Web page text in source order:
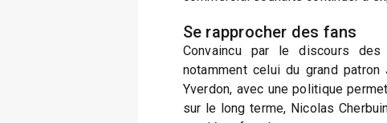
Se rapprocher des fans
Convaincu par le discours
notamment celui du grand
Yverdon, avec une politique
sur le long terme, Nicolas